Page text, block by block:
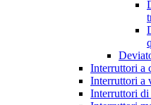
Interruttori a
Interruttori a
Interruttori di